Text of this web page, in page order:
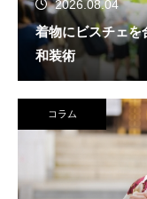
2026.08.04
着物にビスチェを
和装術
コラム